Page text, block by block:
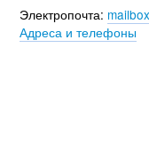
Электропочта:
Адреса и телефоны